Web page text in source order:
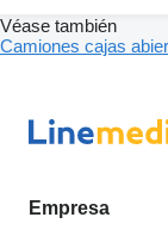
Véase también
Camiones cajas
Empresa